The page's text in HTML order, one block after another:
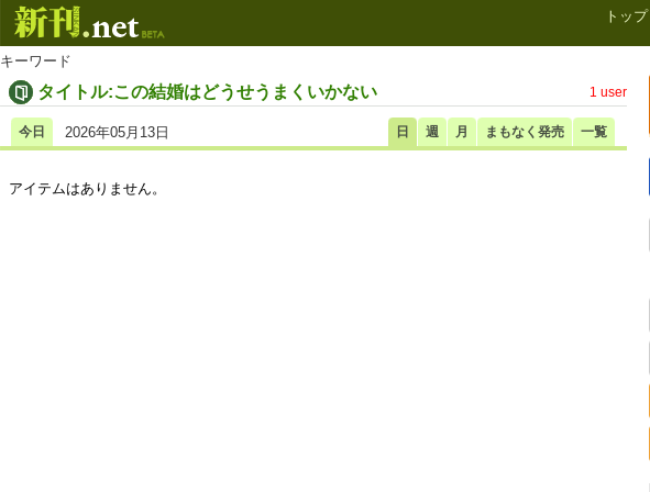
トップ
キーワード
タイトル:この結婚はどうせうまくいかない 1 user
日 週 月 まもなく発売 一覧
今日 2026年05月13日
アイテムはありません。